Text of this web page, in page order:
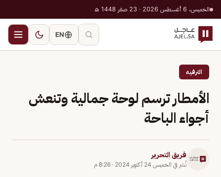
الخميس، 6 أغسطس 2026 · 23 صفر 1448 هـ
EN
الترفيه
الأمطار ترسم لوحة جمالية وتنعش
أجواء الباحة
فريق التحرير
نُشر في الخميس 24 أكتوبر 2024 · 8:26 م